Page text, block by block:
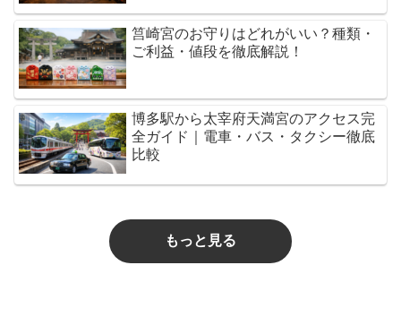
筥崎宮のお守りはどれがいい？種類・
ご利益・値段を徹底解説！
博多駅から太宰府天満宮のアクセス完
全ガイド｜電車・バス・タクシー徹底
比較
もっと見る